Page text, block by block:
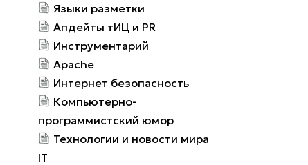
Языки разметки
Апдейты тИЦ и PR
Инструментарий
Apache
Интернет безопасность
Компьютерно-
программистский юмор
Технологии и новости мира
IT